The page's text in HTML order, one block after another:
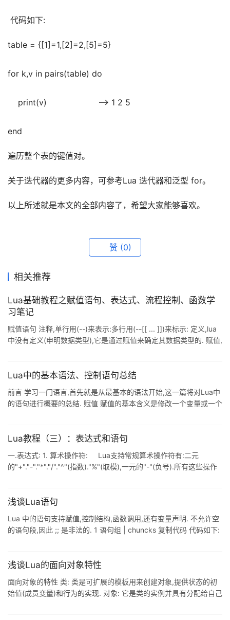
代码如下:
table = {[1]=1,[2]=2,[5]=5}
for k,v in pairs(table) do
print(v)                    --> 1 2 5
end
遍历整个表的键值对。
关于迭代器的更多内容，可参考Lua 迭代器和泛型 for。
以上所述就是本文的全部内容了，希望大家能够喜欢。
赞 (0)
相关推荐
Lua基础教程之赋值语句、表达式、流程控制、函数学
习笔记
赋值语句 注释,单行用(--)来表示:多行用(--[[ ... ]])来标示: 定义,lua
中没有定义(申明数据类型),它是通过赋值来确定其数据类型的. 赋值,
用逗号分开,赋值语句右边的值会依次赋给左边的变量.a, b = 10,
Lua中的基本语法、控制语句总结
前言 学习一门语言,首先就是从最基本的语法开始,这一篇将对Lua中
的语句进行概要的总结. 赋值 赋值的基本含义是修改一个变量或一个
以下代码: 复制代码 代码如下: local x1, x2 = 2, 4 print(x1) -->2
然后才执行赋值
Lua教程（三）：表达式和语句
一.表达式: 1. 算术操作符: Lua支持常规算术操作符有:二元
的"+"."-"."*"."/"."^"(指数)."%"(取模),一元的"-"(负号).所有这些操作
由此可以推演出x % 1的
浅谈Lua语句
Lua 中的语句支持赋值,控制结构,函数调用,还有变量声明. 不允许空
的语句段,因此 ;; 是非法的. 1 语句组 | chuncks 复制代码 代码如下:
block end 可以将一个语句块显式地写成语句组,可以用于控制局部
浅谈Lua的面向对象特性
面向对象的特性 类: 类是可扩展的模板用来创建对象,提供状态的初
始值(成员变量)和行为的实现. 对象: 它是类的实例并具有分配给自己